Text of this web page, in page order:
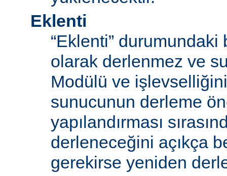
Eklenti
“Eklenti”
olarak derlenmez ve
Modülü ve
sunucunun derleme
yapılandırması
derleneceğini açıkça
gerekirse yeniden